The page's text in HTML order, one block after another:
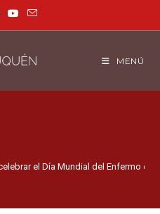
MENÚ
el Día Mundial del Enfermo el